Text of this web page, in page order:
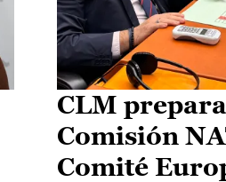
CLM
Comisión
Comité